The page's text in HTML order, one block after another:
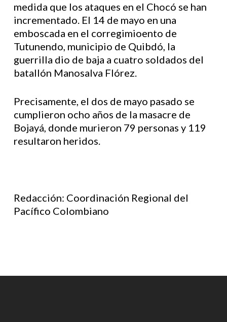
medida que los ataques en el Chocó se han
incrementado. El 14 de mayo en una
emboscada en el corregimioento de
Tutunendo, municipio de Quibdó, la
guerrilla dio de baja a cuatro soldados del
batallón Manosalva Flórez.
Precisamente, el dos de mayo pasado se
cumplieron ocho años de la masacre de
Bojayá, donde murieron 79 personas y 119
resultaron heridos.
Redacción: Coordinación Regional del
Pacífico Colombiano